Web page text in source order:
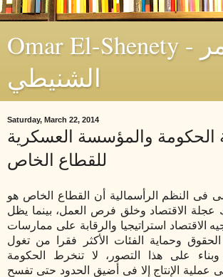
Omar El-Shenety - عمر
الشنيطي
Saturday, March 22, 2014
والمؤسسة العسكرية
للقطاع الخاص
فى النظم الرأسمالية أن القطاع الخاص هو
عجلة الاقتصاد وخلق فرص العمل، بينما يظل
الاقتصاد استراتيجيا والرقابة على ممارسات
وحماية الفئات الأكثر فقرا من تغول
وبناء على هذا التصور، لا تنخرط الحكومة
عملية الإنتاج إلا فى أضيق الحدود حتى تفسح